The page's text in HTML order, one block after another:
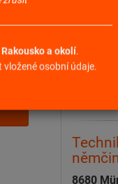
Rakousko a okolí.
osobní údaje.
3300
s
6700
8680